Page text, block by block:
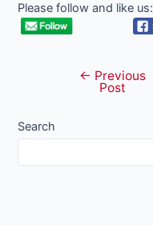
Please follow and like us:
navigation
← Previous
Post
Search